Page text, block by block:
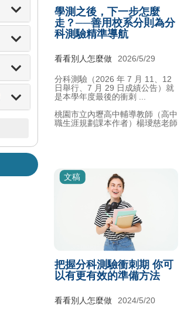
學測之後，下一步怎麼
走？──善用校系分則為分
科測驗精準導航
看看別人怎麼做 2026/5/29
分科測驗（2026 年 7 月 11、12
日舉行、7 月 29 日成績公告）就
是本學年度最後的衝刺 ...
桃園市立內壢高中輔導教師（高中
職生涯規劃課本作者）楊璦慈老師
文稿
把握分科測驗衝刺期 你可
以有更有效的準備方法
看看別人怎麼做 2024/5/20